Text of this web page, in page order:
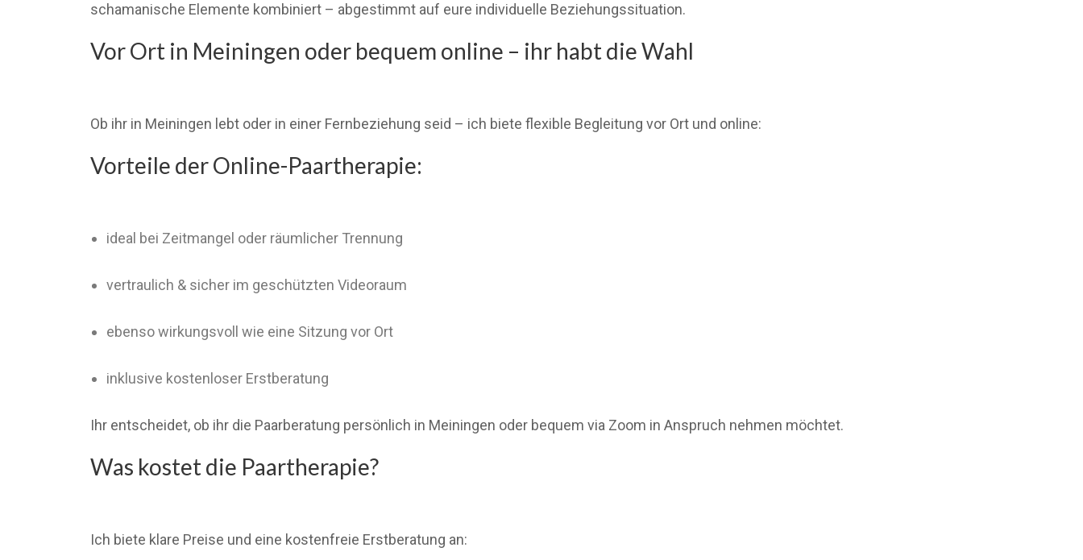
schamanische Elemente kombiniert – abgestimmt auf eure individuelle Beziehungssituation.
Vor Ort in Meiningen oder bequem online – ihr habt die Wahl
Ob ihr in Meiningen lebt oder in einer Fernbeziehung seid – ich biete flexible Begleitung vor Ort und online:
Vorteile der Online-Paartherapie:
ideal bei Zeitmangel oder räumlicher Trennung
vertraulich & sicher im geschützten Videoraum
ebenso wirkungsvoll wie eine Sitzung vor Ort
inklusive kostenloser Erstberatung
Ihr entscheidet, ob ihr die Paarberatung persönlich in Meiningen oder bequem via Zoom in Anspruch nehmen möchtet.
Was kostet die Paartherapie?
Ich biete klare Preise und eine kostenfreie Erstberatung an: